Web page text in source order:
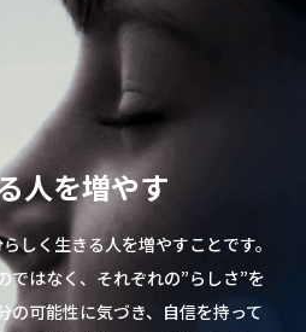
人を増やす
しく生きる人を増やすことです。
はなく、 それぞれの”らしさ”を
の可能性に気づき、自信を持って